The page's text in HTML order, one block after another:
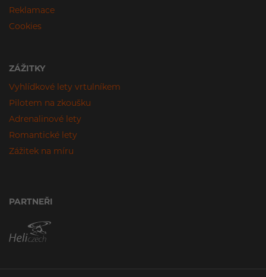
Reklamace
Cookies
ZÁŽITKY
Vyhlídkové lety vrtulníkem
Pilotem na zkoušku
Adrenalinové lety
Romantické lety
Zážitek na míru
PARTNEŘI